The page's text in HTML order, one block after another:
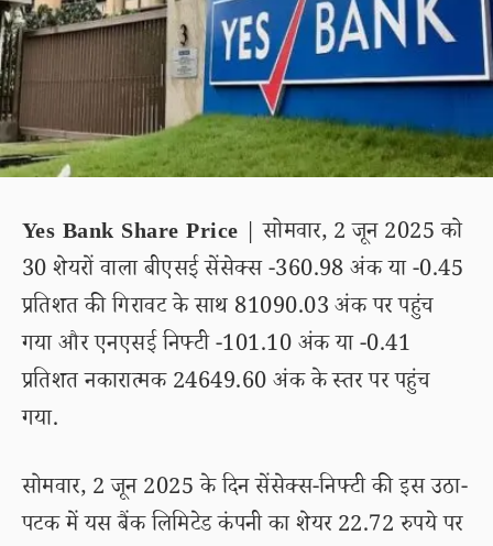
Yes Bank Share Price | सोमवार, 2 जून 2025 को
30 शेयरों वाला बीएसई सेंसेक्स -360.98 अंक या -0.45
प्रतिशत की गिरावट के साथ 81090.03 अंक पर पहुंच
गया और एनएसई निफ्टी -101.10 अंक या -0.41
प्रतिशत नकारात्मक 24649.60 अंक के स्तर पर पहुंच
गया.
सोमवार, 2 जून 2025 के दिन सेंसेक्स-निफ्टी की इस उठा-
पटक में यस बैंक लिमिटेड कंपनी का शेयर 22.72 रुपये पर